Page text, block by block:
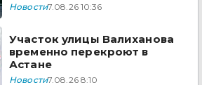
Новости7.08.26 10:36
Участок улицы Валиханова
временно перекроют в
Астане
Новости7.08.26 8:10